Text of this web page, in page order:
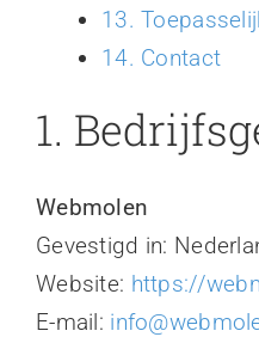
13.
14. Contact
1.
Webmolen
Gevestigd in:
Website: https://
E-mail: